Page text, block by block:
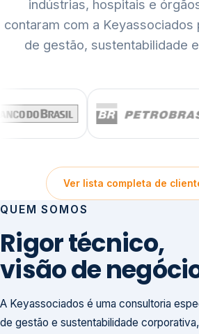
indústrias, hospitais e
contaram com a
de gestão, sustentabilidade
Ver lista completa de
QUEM SOMOS
Rigor técnico,
visão de
A Keyassociados é uma consultoria
de gestão e sustentabilidade